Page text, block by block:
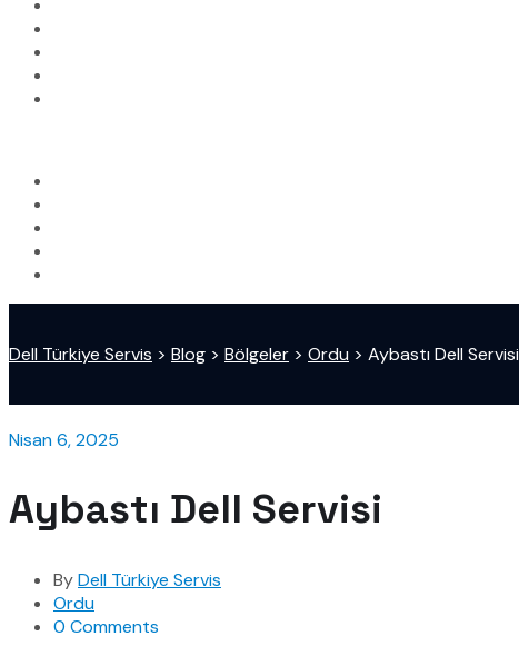
Dell Türkiye Servis > Blog > Bölgeler > Ordu > Aybastı Dell Servisi
Nisan 6, 2025
Aybastı Dell Servisi
ByDell Türkiye Servis
Ordu
0 Comments